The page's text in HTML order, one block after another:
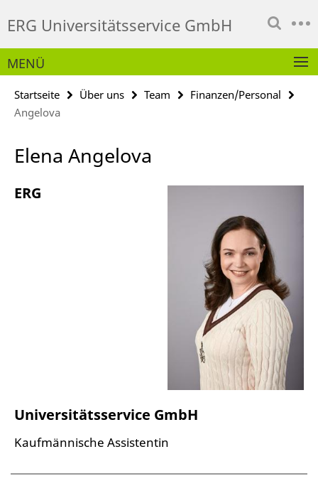
direkt
Inhalt
ERG Universitätsservice GmbH
Service-
Navigation
MENÜ
Startseite Über uns Team
Finanzen/Personal
Angelova
Elena Angelova
ERG
Universitätsservice GmbH
Kaufmännische Assistentin